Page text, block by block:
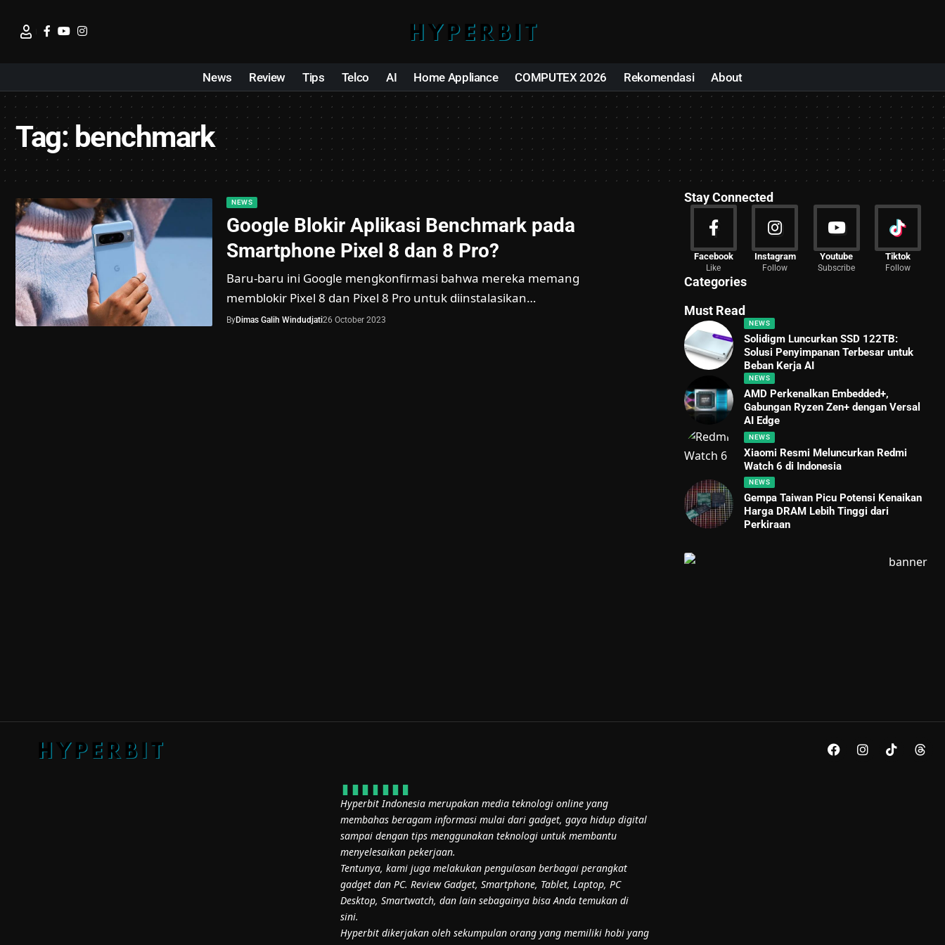
News Review Tips Telco AI Home Appliance COMPUTEX 2026 Rekomendasi About
Tag: benchmark
NEWS
Google Blokir Aplikasi Benchmark pada
Smartphone Pixel 8 dan 8 Pro?
Baru-baru ini Google mengkonfirmasi bahwa mereka memang
memblokir Pixel 8 dan Pixel 8 Pro untuk diinstalasikan…
ByDimas Galih Windudjati26 October 2023
Stay Connected
Facebook
Like
Instagram
Follow
Youtube
Subscribe
Tiktok
Follow
Categories
News
2029 Articles
Must Read
NEWS
Solidigm Luncurkan SSD 122TB:
Solusi Penyimpanan Terbesar untuk
Beban Kerja AI
NEWS
AMD Perkenalkan Embedded+,
Gabungan Ryzen Zen+ dengan Versal
AI Edge
NEWS
Xiaomi Resmi Meluncurkan Redmi
Watch 6 di Indonesia
NEWS
Gempa Taiwan Picu Potensi Kenaikan
Harga DRAM Lebih Tinggi dari
Perkiraan
Hyperbit Indonesia merupakan media teknologi online yang
membahas beragam informasi mulai dari gadget, gaya hidup digital
sampai dengan tips menggunakan teknologi untuk membantu
menyelesaikan pekerjaan.
Tentunya, kami juga melakukan pengulasan berbagai perangkat
gadget dan PC. Review Gadget, Smartphone, Tablet, Laptop, PC
Desktop, Smartwatch, dan lain sebagainya bisa Anda temukan di
sini.
Hyperbit dikerjakan oleh sekumpulan orang yang memiliki hobi yang